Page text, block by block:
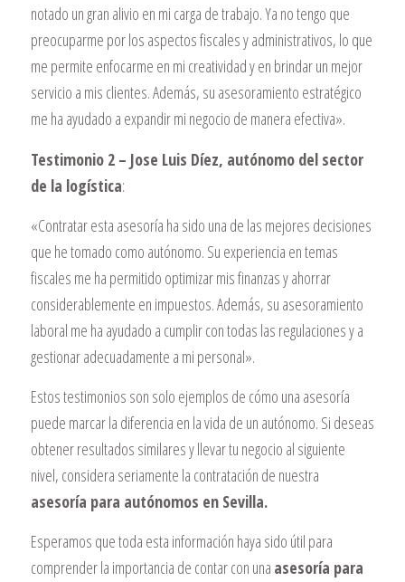
notado un gran alivio en mi carga de trabajo. Ya no tengo que
preocuparme por los aspectos fiscales y administrativos, lo que
me permite enfocarme en mi creatividad y en brindar un mejor
servicio a mis clientes. Además, su asesoramiento estratégico
me ha ayudado a expandir mi negocio de manera efectiva».
Testimonio 2 – Jose Luis Díez, autónomo del sector
de la logística:
«Contratar esta asesoría ha sido una de las mejores decisiones
que he tomado como autónomo. Su experiencia en temas
fiscales me ha permitido optimizar mis finanzas y ahorrar
considerablemente en impuestos. Además, su asesoramiento
laboral me ha ayudado a cumplir con todas las regulaciones y a
gestionar adecuadamente a mi personal».
Estos testimonios son solo ejemplos de cómo una asesoría
puede marcar la diferencia en la vida de un autónomo. Si deseas
obtener resultados similares y llevar tu negocio al siguiente
nivel, considera seriamente la contratación de nuestra
asesoría para autónomos en Sevilla.
Esperamos que toda esta información haya sido útil para
comprender la importancia de contar con una asesoría para